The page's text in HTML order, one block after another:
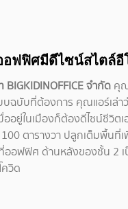
อฟฟิศมีดีไซน์สไตล์อี
จำกัด คุ
บฉบับที่ต้องการ คุณแอร์เล่
ออยู่ในเมืองก็ต้องดีไซน์ชี
ตารางวา ปลูกเต็มพื้นที่เ
อฟฟิศ ด้านหลังของชั้น 2
วิด